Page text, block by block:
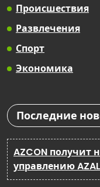
Происшествия
Развлечения
Спорт
Экономика
Последние
AZCON получит
управлению